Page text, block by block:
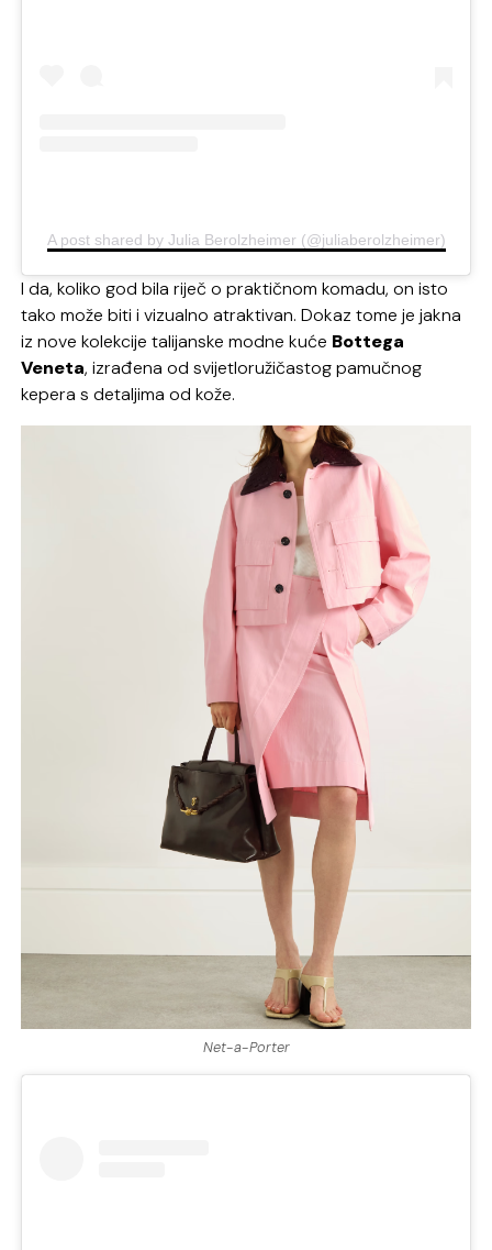
A post shared by Julia Berolzheimer (@juliaberolzheimer)
I da, koliko god bila riječ o praktičnom komadu, on isto
tako može biti i vizualno atraktivan. Dokaz tome je jakna
iz nove kolekcije talijanske modne kuće Bottega
Veneta, izrađena od svijetloružičastog pamučnog
kepera s detaljima od kože.
Net-a-Porter